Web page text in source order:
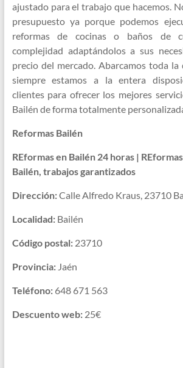
ajustado para el trabajo que hacemos.
presupuesto ya porque podemos
reformas de cocinas o baños de
complejidad adaptándolos a sus
precio del mercado. Abarcamos toda
siempre estamos a la entera
clientes para ofrecer los mejores
Bailén de forma totalmente
Reformas Bailén
REformas en Bailén 24 horas |
Bailén, trabajos garantizados
Dirección:Calle Alfredo Kraus, 23710
Localidad:Bailén
Código postal:23710
Provincia:Jaén
Teléfono:648 671 563
Descuento web:25€